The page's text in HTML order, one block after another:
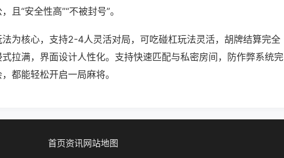
且“安全性高”“不被封号”。
为核心，支持2-4人灵活对局，可吃碰杠玩法灵活，胡牌结算完全
拉满，界面设计人性化。支持快速匹配与私密房间，防作弊系统完
都能轻松开启一局麻将。
首页资讯网站地图